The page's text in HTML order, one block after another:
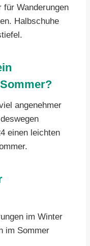
Wanderungen
Halbschuhe
angenehmer
einen leichten
im Winter
im Sommer